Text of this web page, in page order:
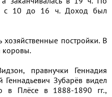
с 10 до 16 ч. Доход был
постройки. В
коровы.
правнучки Геннадия
Геннадьевич Зубарёв видел
в Плёсе в 1888-1890 гг.,